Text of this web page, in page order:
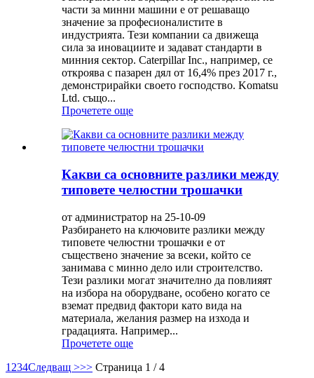
части за минни машини е от решаващо
значение за професионалистите в
индустрията. Тези компании са движеща
сила за иновациите и задават стандарти в
минния сектор. Caterpillar Inc., например, се
откроява с пазарен дял от 16,4% през 2017 г.,
демонстрирайки своето господство. Komatsu
Ltd. също...
Прочетете още
Какви са основните разлики между
типовете челюстни трошачки
от администратор на 25-10-09
Разбирането на ключовите разлики между
типовете челюстни трошачки е от
съществено значение за всеки, който се
занимава с минно дело или строителство.
Тези разлики могат значително да повлияят
на избора на оборудване, особено когато се
вземат предвид фактори като вида на
материала, желания размер на изхода и
градацията. Например...
Прочетете още
1 234Следващ >>> Страница 1 / 4